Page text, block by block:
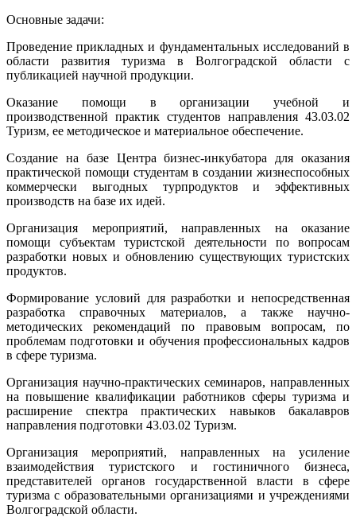
Основные задачи:
Проведение прикладных и фундаментальных исследований в
области развития туризма в Волгоградской области с
публикацией научной продукции.
Оказание помощи в организации учебной и
производственной практик студентов направления 43.03.02
Туризм, ее методическое и материальное обеспечение.
Создание на базе Центра бизнес-инкубатора для оказания
практической помощи студентам в создании жизнеспособных
коммерчески выгодных турпродуктов и эффективных
производств на базе их идей.
Организация мероприятий, направленных на оказание
помощи субъектам туристской деятельности по вопросам
разработки новых и обновлению существующих туристских
продуктов.
Формирование условий для разработки и непосредственная
разработка справочных материалов, а также научно-
методических рекомендаций по правовым вопросам, по
проблемам подготовки и обучения профессиональных кадров
в сфере туризма.
Организация научно-практических семинаров, направленных
на повышение квалификации работников сферы туризма и
расширение спектра практических навыков бакалавров
направления подготовки 43.03.02 Туризм.
Организация мероприятий, направленных на усиление
взаимодействия туристского и гостиничного бизнеса,
представителей органов государственной власти в сфере
туризма с образовательными организациями и учреждениями
Волгоградской области.